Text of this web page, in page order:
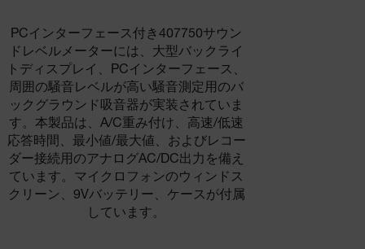
PCインターフェース付き407750サウン
ドレベルメーターには、大型バックライ
トディスプレイ、PCインターフェース、
周囲の騒音レベルが高い騒音測定用のバ
ックグラウンド吸音器が実装されていま
す。本製品は、A/C重み付け、高速/低速
応答時間、最小値/最大値、およびレコー
ダー接続用のアナログAC/DC出力を備え
ています。マイクロフォンのウィンドス
クリーン、9Vバッテリー、ケースが付属
しています。